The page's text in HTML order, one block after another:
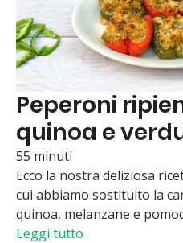
Peperoni
quinoa e
55 minuti
Ecco la nostra deliziosa
cui abbiamo sostituito la
quinoa, melanzane e
Leggi tutto